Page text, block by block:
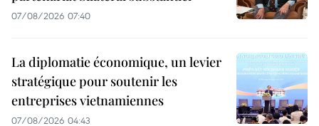
07/08/2026 07:40
La diplomatie économique, un levier
stratégique pour soutenir les
entreprises vietnamiennes
07/08/2026 04:43